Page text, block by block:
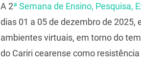
A2ª Semana de Ensino, Pesquisa,
dias 01 a 05 de dezembro de 2025,
ambientes virtuais, em torno do
do Cariri cearense como resistência